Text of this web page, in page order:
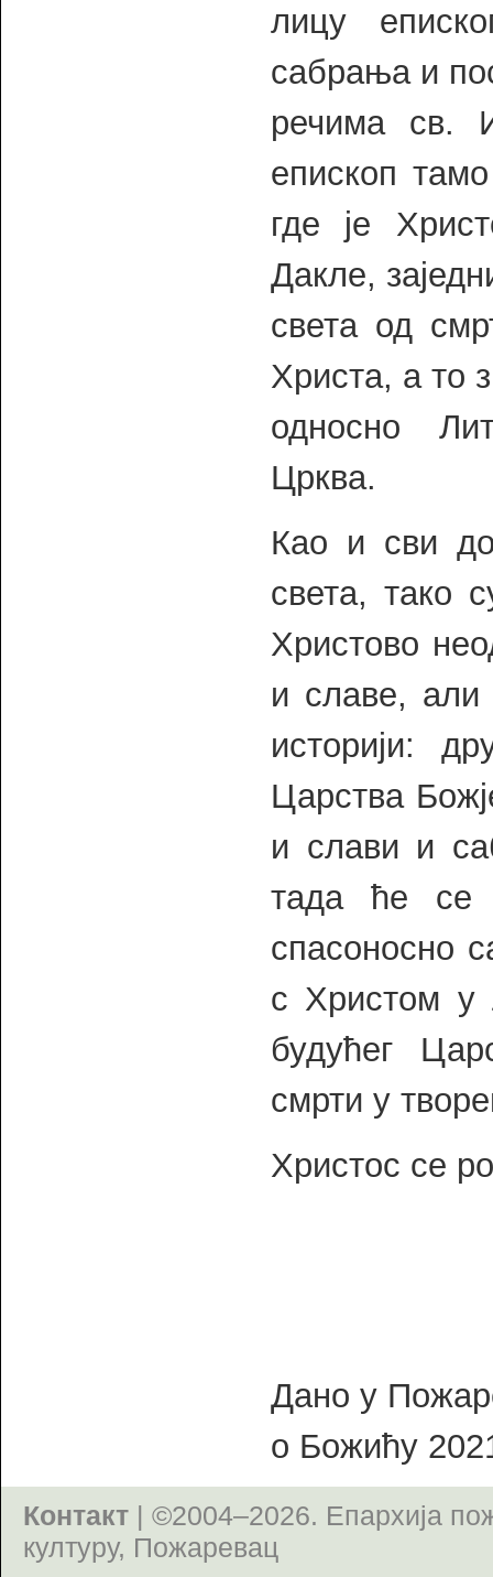
лицу
сабрања и
речима св.
епископ
где је
Дакле,
света од
Христа, а то
односно
Црква.
Као и сви
света, тако
Христово
и славе, али
историји:
Царства
и слави и
тада ће се
спасоносно
с Христом у
будућег
смрти у
Христос се
Дано у
о Божићу
Контакт | ©2004–2026. Епархија
културу, Пожаревац